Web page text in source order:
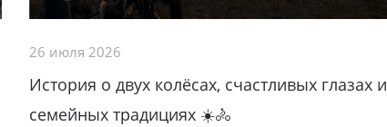
26 июля 2026
История о двух колёсах, счастливых глазах и
семейных традициях ☀️🚴